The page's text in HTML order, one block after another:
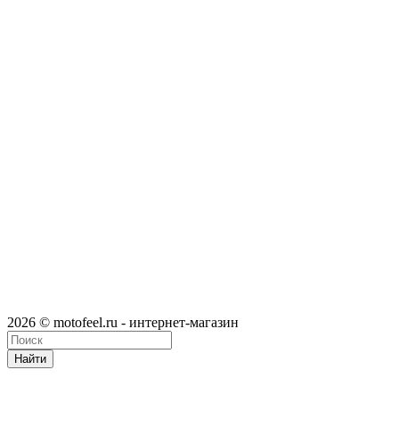
2026 © motofeel.ru - интернет-магазин
Найти